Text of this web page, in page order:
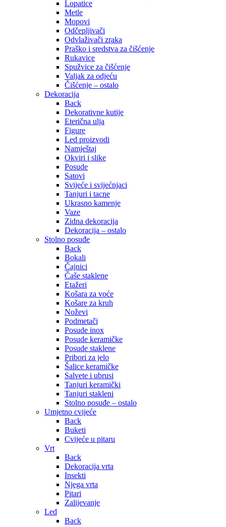
Lopatice
Metle
Mopovi
Odčepljivači
Odvlaživači zraka
Praško i sredstva za čišćenje
Rukavice
Spužvice za čišćenje
Valjak za odjeću
Čišćenje – ostalo
Dekoracija
Back
Dekorativne kutije
Eterična ulja
Figure
Led proizvodi
Namještaj
Okviri i slike
Posude
Satovi
Svijeće i svijećnjaci
Tanjuri i tacne
Ukrasno kamenje
Vaze
Zidna dekoracija
Dekoracija – ostalo
Stolno posuđe
Back
Bokali
Čajnici
Čaše staklene
Etažeri
Košara za voće
Košare za kruh
Noževi
Podmetači
Posude inox
Posude keramičke
Posude staklene
Pribori za jelo
Šalice keramičke
Salvete i ubrusi
Tanjuri keramički
Tanjuri stakleni
Stolno posuđe – ostalo
Umjetno cvijeće
Back
Buketi
Cvijeće u pitaru
Vrt
Back
Dekoracija vrta
Insekti
Njega vrta
Pitari
Zalijevanje
Led
Back